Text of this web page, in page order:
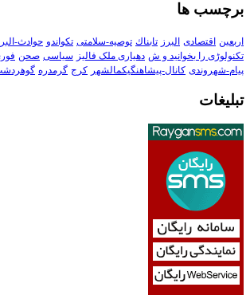
برچسب ها
اربعین اقتصادی البرز تابناك توصیه-سلامتی تکواندو حوادث-
تکنولوڑی را بخوانید و ش دهیاری ملک فالیز سیاسی صحن
پیام-شهروندی کانال-پیشاهنگیکمالشهر کرج گرمدره
تبلیغات